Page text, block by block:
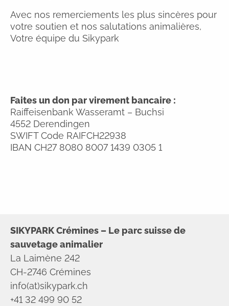
Avec nos remerciements les plus sincères pour
votre soutien et nos salutations animalières,
Votre équipe du Sikypark
Faites un don par virement bancaire :
Raiffeisenbank Wasseramt – Buchsi
4552 Derendingen
SWIFT Code RAIFCH22938
IBAN CH27 8080 8007 1439 0305 1
SIKYPARK Crémines – Le parc suisse de
sauvetage animalier
La Laimène 242
CH-2746 Crémines
info(at)sikypark.ch
+41 32 499 90 52